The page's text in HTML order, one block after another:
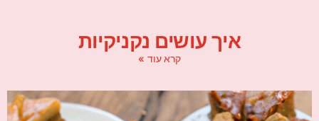
איך עושים נקניקיות
קרא עוד »